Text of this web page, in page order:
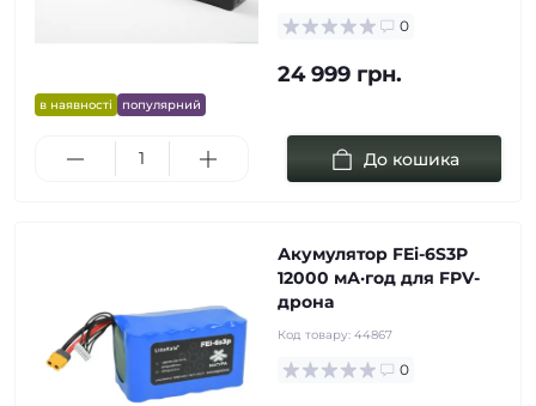
в наявності популярний
0
24 999 грн.
До кошика
Акумулятор FEi-6S3P
12000 мА·год для FPV-
дрона
Код товару: 44867
0